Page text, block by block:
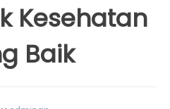
Kesehatan
Baik